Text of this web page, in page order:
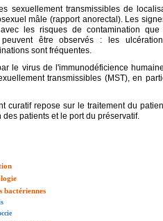
sexuellement transmissibles de
mâle (rapport anorectal). Les
les risques de contamination
peuvent être observés : les
sont fréquentes.
le virus de l'immunodéficience
transmissibles (MST), en
curatif repose sur le traitement du
des patients et le port du préservatif.
bactériennes